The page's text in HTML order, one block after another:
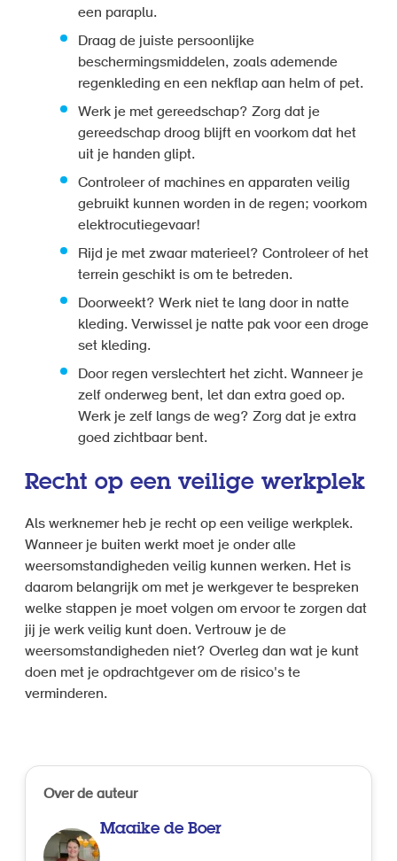
een paraplu.
Draag de juiste persoonlijke
beschermingsmiddelen, zoals ademende
regenkleding en een nekflap aan helm of pet.
Werk je met gereedschap? Zorg dat je
gereedschap droog blijft en voorkom dat het
uit je handen glipt.
Controleer of machines en apparaten veilig
gebruikt kunnen worden in de regen; voorkom
elektrocutiegevaar!
Rijd je met zwaar materieel? Controleer of het
terrein geschikt is om te betreden.
Doorweekt? Werk niet te lang door in natte
kleding. Verwissel je natte pak voor een droge
set kleding.
Door regen verslechtert het zicht. Wanneer je
zelf onderweg bent, let dan extra goed op.
Werk je zelf langs de weg? Zorg dat je extra
goed zichtbaar bent.
Recht op een veilige werkplek
Als werknemer heb je recht op een veilige werkplek.
Wanneer je buiten werkt moet je onder alle
weersomstandigheden veilig kunnen werken. Het is
daarom belangrijk om met je werkgever te bespreken
welke stappen je moet volgen om ervoor te zorgen dat
jij je werk veilig kunt doen. Vertrouw je de
weersomstandigheden niet? Overleg dan wat je kunt
doen met je opdrachtgever om de risico's te
verminderen.
Over de auteur
Maaike de Boer